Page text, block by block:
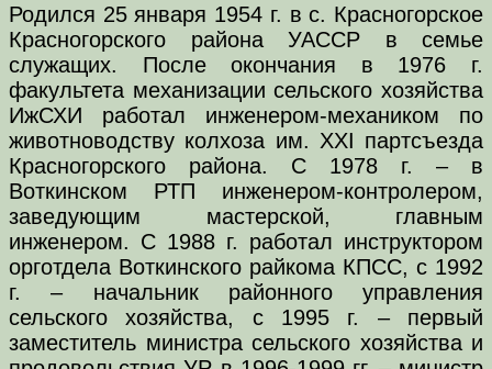
Родился 25 января 1954 г. в с. Красногорское
Красногорского района УАССР в семье
служащих. После окончания в 1976 г.
факультета механизации сельского хозяйства
ИжСХИ работал инженером-механиком по
животноводству колхоза им. XXI партсъезда
Красногорского района. С 1978 г. – в
Воткинском РТП инженером-контролером,
заведующим мастерской, главным
инженером. С 1988 г. работал инструктором
орготдела Воткинского райкома КПСС, с 1992
г. – начальник районного управления
сельского хозяйства, с 1995 г. – первый
заместитель министра сельского хозяйства и